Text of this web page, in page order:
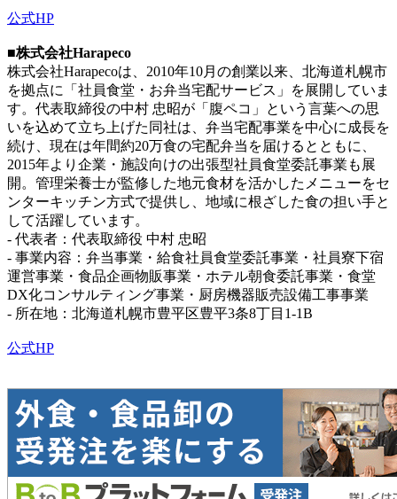
公式HP
■株式会社Harapeco
株式会社Harapecoは、2010年10月の創業以来、北海道札幌市
を拠点に「社員食堂・お弁当宅配サービス」を展開していま
す。代表取締役の中村 忠昭が「腹ペコ」という言葉への思
いを込めて立ち上げた同社は、弁当宅配事業を中心に成長を
続け、現在は年間約20万食の宅配弁当を届けるとともに、
2015年より企業・施設向けの出張型社員食堂委託事業も展
開。管理栄養士が監修した地元食材を活かしたメニューをセ
ンターキッチン方式で提供し、地域に根ざした食の担い手と
して活躍しています。
- 代表者：代表取締役 中村 忠昭
- 事業内容：弁当事業・給食社員食堂委託事業・社員寮下宿
運営事業・食品企画物販事業・ホテル朝食委託事業・食堂
DX化コンサルティング事業・厨房機器販売設備工事事業
- 所在地：北海道札幌市豊平区豊平3条8丁目1-1B
公式HP